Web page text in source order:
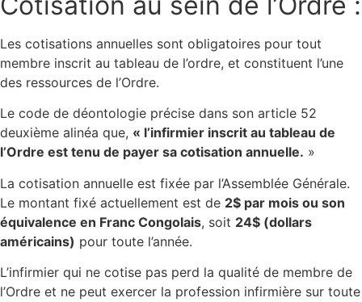
Les cotisations annuelles sont obligatoires pour tout
membre inscrit au tableau de l’ordre, et constituent l’une
des ressources de l’Ordre.
Le code de déontologie précise dans son article 52
deuxième alinéa que, « l’infirmier inscrit au tableau de
l’Ordre est tenu de payer sa cotisation annuelle. »
La cotisation annuelle est fixée par l’Assemblée Générale.
Le montant fixé actuellement est de 2$ par mois ou son
équivalence en Franc Congolais, soit 24$ (dollars
américains) pour toute l’année.
L’infirmier qui ne cotise pas perd la qualité de membre de
l’Ordre et ne peut exercer la profession infirmière sur toute